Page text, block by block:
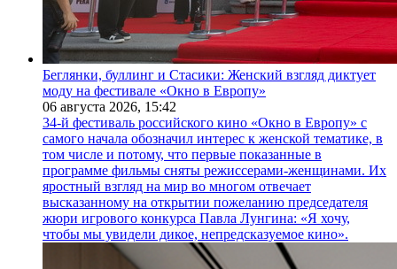
Беглянки, буллинг и Стасики: Женский взгляд диктует
моду на фестивале «Окно в Европу»
06 августа 2026, 15:42
34-й фестиваль российского кино «Окно в Европу» с
самого начала обозначил интерес к женской тематике, в
том числе и потому, что первые показанные в
программе фильмы сняты режиссерами-женщинами. Их
яростный взгляд на мир во многом отвечает
высказанному на открытии пожеланию председателя
жюри игрового конкурса Павла Лунгина: «Я хочу,
чтобы мы увидели дикое, непредсказуемое кино».